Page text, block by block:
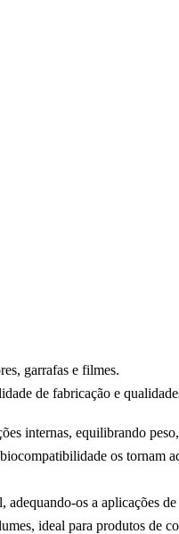
garrafas e filmes.
de fabricação e
internas, equilibrando
os tornam
os a aplicações
ideal para produtos de